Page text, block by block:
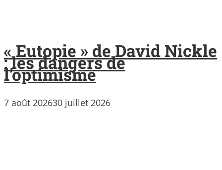
« Eutopie » de David Nickle
: les dangers de
l’optimisme
7 août 202630 juillet 2026